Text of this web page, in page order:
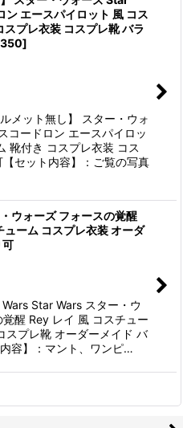
エースパイロット 風 コス
スプレ衣装 コスプレ靴 バラ
]
メット無し】 スター・ウォ
コードロン エースパイロッ
靴付き コスプレ衣装 コス
セット内容】：ご覧の写真
ウォーズ フォースの覚醒
ューム コスプレ衣装 オーダ
可
Wars Star Wars スター・ウ
醒 Rey レイ 風 コスチュー
スプレ靴 オーダーメイド バ
容】：マント、ワンピ…